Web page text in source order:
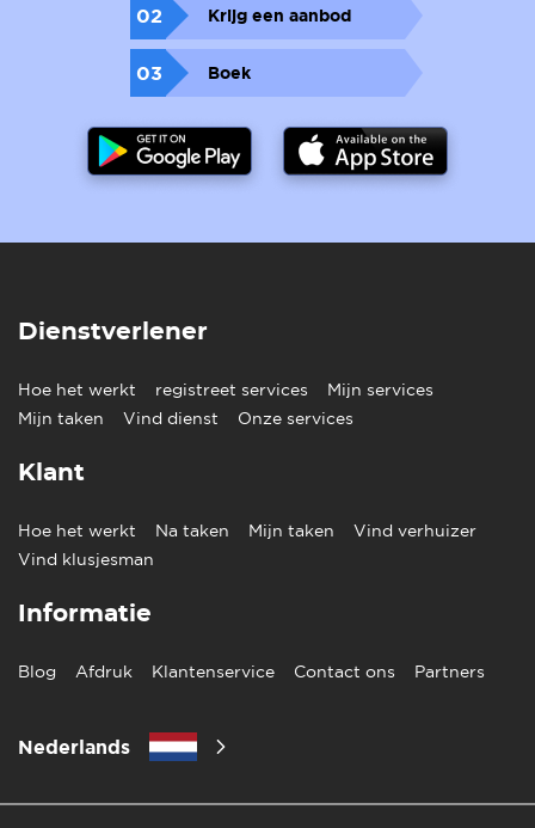
02 Krijg een aanbod
03 Boek
Dienstverlener
Hoe het werkt registreet services
Mijn services
Mijn taken
Vind dienst Onze services
Klant
Hoe het werkt Na taken Mijn taken
Vind verhuizer
Vind klusjesman
Informatie
Blog Afdruk Klantenservice Contact ons Partners
Nederlands